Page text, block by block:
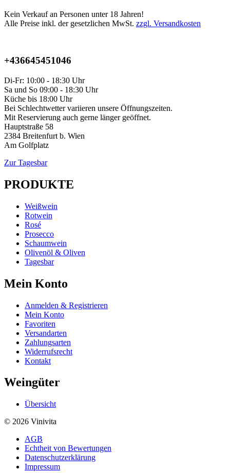
Kein Verkauf an Personen unter 18 Jahren!
Alle Preise inkl. der gesetzlichen MwSt. zzgl. Versandkosten
+436645451046
Di-Fr: 10:00 - 18:30 Uhr
Sa und So 09:00 - 18:30 Uhr
Küche bis 18:00 Uhr
Bei Schlechtwetter variieren unsere Öffnungszeiten.
Mit Reservierung auch gerne länger geöffnet.
Hauptstraße 58
2384 Breitenfurt b. Wien
Am Golfplatz
Zur Tagesbar
PRODUKTE
Weißwein
Rotwein
Rosé
Prosecco
Schaumwein
Olivenöl & Oliven
Tagesbar
Mein Konto
Anmelden & Registrieren
Mein Konto
Favoriten
Versandarten
Zahlungsarten
Widerrufsrecht
Kontakt
Weingüter
Übersicht
© 2026 Vinivita
AGB
Echtheit von Bewertungen
Datenschutzerklärung
Impressum